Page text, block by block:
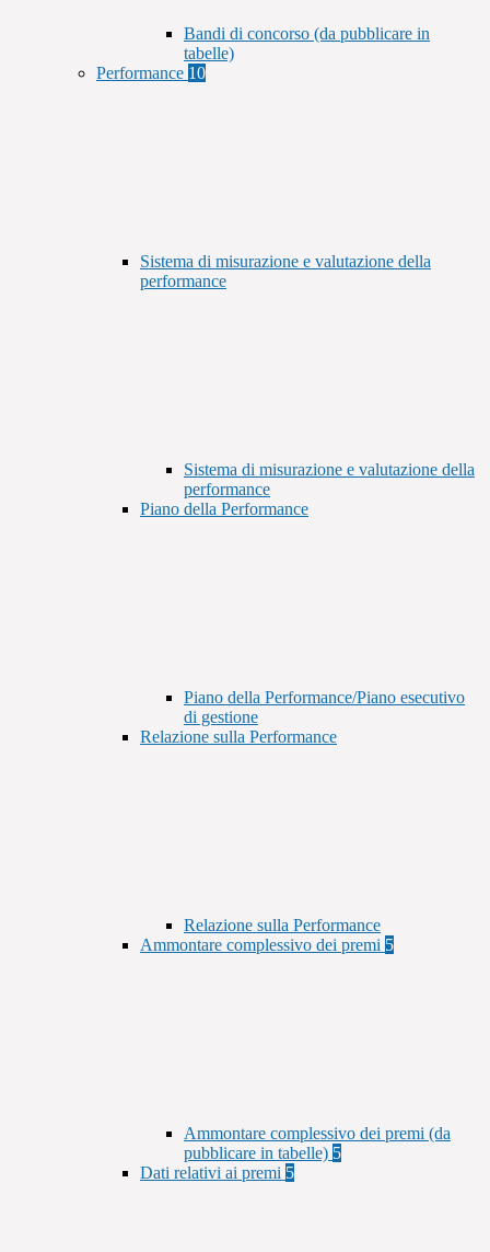
Bandi di concorso (da pubblicare in
tabelle)
Performance 10
Sistema di misurazione e valutazione della
performance
Sistema di misurazione e valutazione della
performance
Piano della Performance
Piano della Performance/Piano esecutivo
di gestione
Relazione sulla Performance
Relazione sulla Performance
Ammontare complessivo dei premi 5
Ammontare complessivo dei premi (da
pubblicare in tabelle) 5
Dati relativi ai premi 5